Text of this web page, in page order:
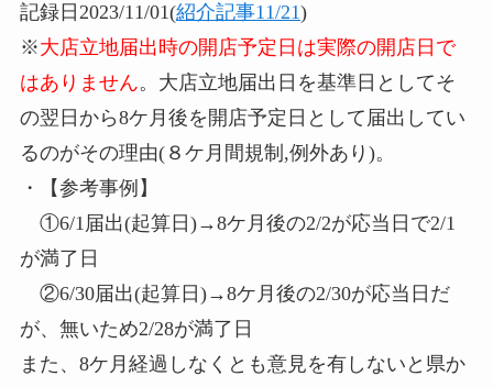
記録日2023/11/01(紹介記事11/21)
※大店立地届出時の開店予定日は実際の開店日で
はありません。大店立地届出日を基準日としてそ
の翌日から8ケ月後を開店予定日として届出してい
るのがその理由(８ケ月間規制,例外あり)。
・【参考事例】
①6/1届出(起算日)→8ケ月後の2/2が応当日で2/1
が満了日
②6/30届出(起算日)→8ケ月後の2/30が応当日だ
が、無いため2/28が満了日
また、8ケ月経過しなくとも意見を有しないと県か